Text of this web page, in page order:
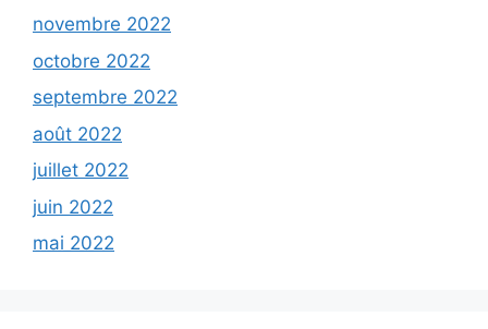
novembre 2022
octobre 2022
septembre 2022
août 2022
juillet 2022
juin 2022
mai 2022